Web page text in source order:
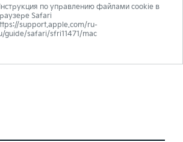
по управлению файлами cookie в
Safari
support.apple.com/ru-
guide/safari/sfri11471/mac